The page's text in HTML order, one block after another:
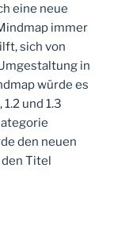
eine neue
immer
sich von
in
würde es
und 1.3
den neuen
Titel